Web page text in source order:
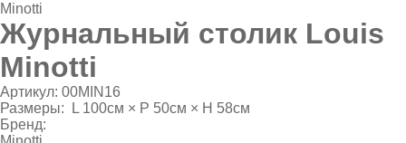
Minotti
Журнальный столик Louis
Minotti
Артикул: 00MIN16
Размеры:
L 100см × P 50см × H 58см
Бренд: